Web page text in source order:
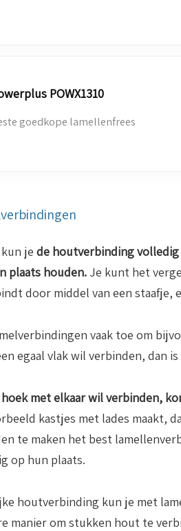
POWX1310
goedkope lamellenfrees
je de houtverbinding
plaats houden. Je kunt het
door middel van een staafje,
vaak toe om
egaal vlak wil verbinden, dan
met elkaar wil verbinden,
kastjes met lades maakt,
te maken het best
op hun plaats.
houtverbinding kun je met
manier om stukken hout te